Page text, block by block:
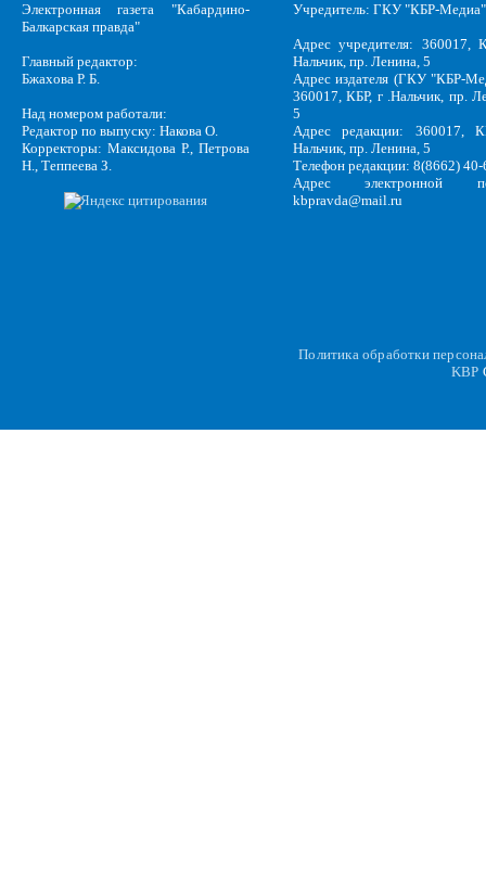
Электронная газета "Кабардино-
Балкарская правда"
Главный редактор:
Бжахова Р. Б.
Над номером работали:
Редактор по выпуску: Накова О.
Корректоры: Максидова Р., Петрова
Н., Теппеева З.
Учредитель: ГКУ "КБР-Медиа"
Адрес учредителя: 360017,
Нальчик, пр. Ленина, 5
Адрес издателя (ГКУ "КБР-
360017, КБР, г .Нальчик, пр.
5
Адрес редакции: 360017,
Нальчик, пр. Ленина, 5
Телефон редакции: 8(8662)
Адрес электронной
kbpravda@mail.ru
Политика обработки
KBP